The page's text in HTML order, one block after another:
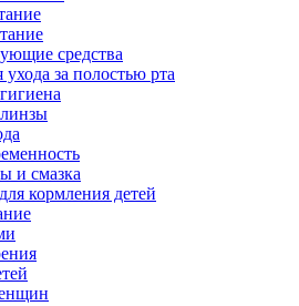
средства
ухода за полостью рта
и смазка
кормления детей